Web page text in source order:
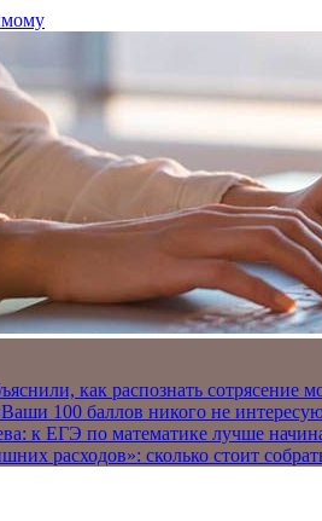
как распознать сотрясение
100 баллов никого не
к ЕГЭ по математике лучше
расходов»: сколько стоит